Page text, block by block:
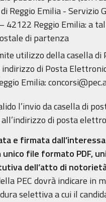
Reggio Emilia - Servizio
42122 Reggio Emilia: a
di partenza
utilizzo della casella
di Posta
Emilia:
l’invio da casella di
di posta
e firmata
file formato PDF,
dell’atto di
PEC dovrà indicare in
selettiva a cui il